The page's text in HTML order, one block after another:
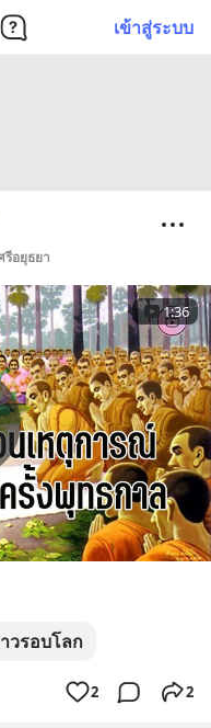
เข้าสู่ระบบ
อยุธยา
1:36
วรอบโลก
2 2